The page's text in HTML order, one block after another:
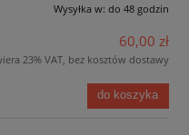
Wysyłka w: do 48 godzin
60,00 zł
23% VAT, bez kosztów dostawy
do koszyka